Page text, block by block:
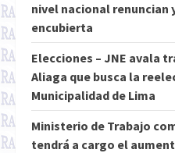
nivel nacional renuncian
encubierta
Elecciones – JNE avala
Aliaga que busca la
Municipalidad de Lima
Ministerio de Trabajo
tendrá a cargo el